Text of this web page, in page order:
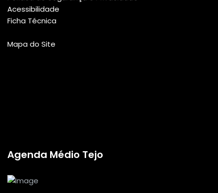
Acessibilidade
Ficha Técnica
Mapa do Site
Agenda Médio Tejo